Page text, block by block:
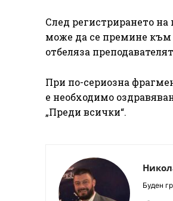
След регистрирането
може да се премине към
отбеляза
При по-сериозна
е необходимо
„Преди всички“.
Буден